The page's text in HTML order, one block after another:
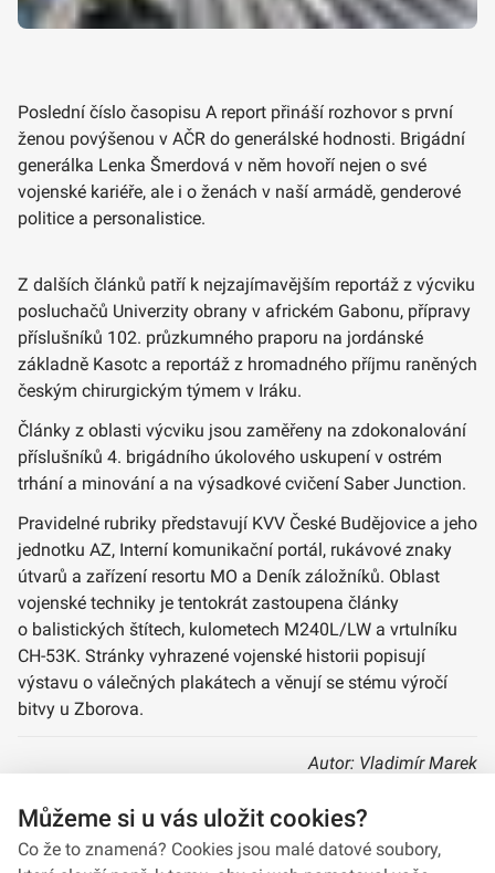
Poslední číslo časopisu A report přináší rozhovor s první
ženou povýšenou v AČR do generálské hodnosti. Brigádní
generálka Lenka Šmerdová v něm hovoří nejen o své
vojenské kariéře, ale i o ženách v naší armádě, genderové
politice a personalistice.
Z dalších článků patří k nejzajímavějším reportáž z výcviku
posluchačů Univerzity obrany v africkém Gabonu, přípravy
příslušníků 102. průzkumného praporu na jordánské
základně Kasotc a reportáž z hromadného příjmu raněných
českým chirurgickým týmem v Iráku.
Články z oblasti výcviku jsou zaměřeny na zdokonalování
příslušníků 4. brigádního úkolového uskupení v ostrém
trhání a minování a na výsadkové cvičení Saber Junction.
Pravidelné rubriky představují KVV České Budějovice a jeho
jednotku AZ, Interní komunikační portál, rukávové znaky
útvarů a zařízení resortu MO a Deník záložníků. Oblast
vojenské techniky je tentokrát zastoupena články
o balistických štítech, kulometech M240L/LW a vrtulníku
CH-53K. Stránky vyhrazené vojenské historii popisují
výstavu o válečných plakátech a věnují se stému výročí
bitvy u Zborova.
Autor: Vladimír Marek
A report 6/2017
Můžeme si u vás uložit cookies?
Co že to znamená? Cookies jsou malé datové soubory,